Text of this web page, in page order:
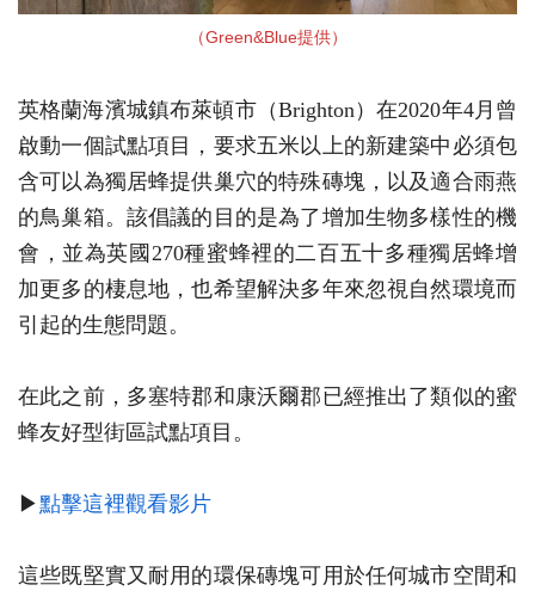
（Green&Blue提供）
英格蘭海濱城鎮布萊頓市（Brighton）在2020年4月曾
啟動一個試點項目，要求五米以上的新建築中必須包
含可以為獨居蜂提供巢穴的特殊磚塊，以及適合雨燕
的鳥巢箱。該倡議的目的是為了增加生物多樣性的機
會，並為英國270種蜜蜂裡的二百五十多種獨居蜂增
加更多的棲息地，也希望解決多年來忽視自然環境而
引起的生態問題。
在此之前，多塞特郡和康沃爾郡已經推出了類似的蜜
蜂友好型街區試點項目。
▶點擊這裡觀看影片
這些既堅實又耐用的環保磚塊可用於任何城市空間和